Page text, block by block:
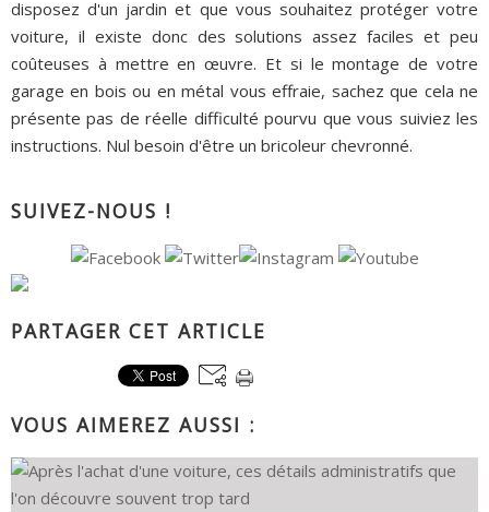
disposez d'un jardin et que vous souhaitez protéger votre
voiture, il existe donc des solutions assez faciles et peu
coûteuses à mettre en œuvre. Et si le montage de votre
garage en bois ou en métal vous effraie, sachez que cela ne
présente pas de réelle difficulté pourvu que vous suiviez les
instructions. Nul besoin d'être un bricoleur chevronné.
SUIVEZ-NOUS !
PARTAGER CET ARTICLE
VOUS AIMEREZ AUSSI :